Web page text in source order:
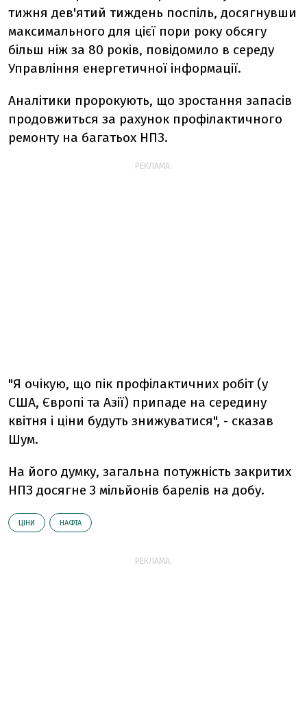
тижня дев'ятий тиждень поспіль, досягнувши
максимального для цієї пори року обсягу
більш ніж за 80 років, повідомило в середу
Управління енергетичної інформації.
Аналітики пророкують, що зростання запасів
продовжиться за рахунок профілактичного
ремонту на багатьох НПЗ.
РЕКЛАМА:
"Я очікую, що пік профілактичних робіт (у
США, Європі та Азії) припаде на середину
квітня і ціни будуть знижуватися", - сказав
Шум.
На його думку, загальна потужність закритих
НПЗ досягне 3 мільйонів барелів на добу.
ЦІНИ НАФТА
РЕКЛАМА: